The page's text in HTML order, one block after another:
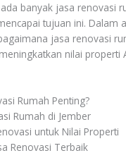
banyak jasa renovasi
tujuan ini. Dalam
jasa renovasi
nilai properti
Rumah Penting?
Rumah di Jember
untuk Nilai Properti
Renovasi Terbaik